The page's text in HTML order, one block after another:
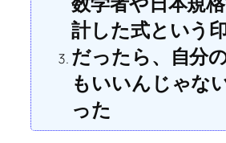
計した式という
だったら、自分
もいいんじゃな
った